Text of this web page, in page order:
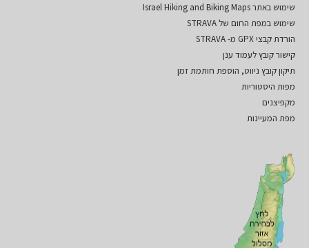
שימוש באתר Israel Hiking and Biking Maps
שימוש במפת החום של STRAVA
הורדת קבצי GPX מ- STRAVA
קישור קובץ לעמוד ענן
תיקון קובץ ניווט, הוספת חותמת זמן
מפות היסטוריות
מקפיצנים
מפת המעיינות